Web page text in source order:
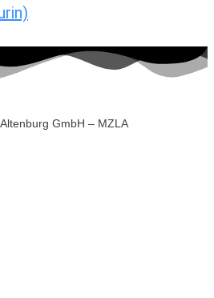
GmbH – MZLA